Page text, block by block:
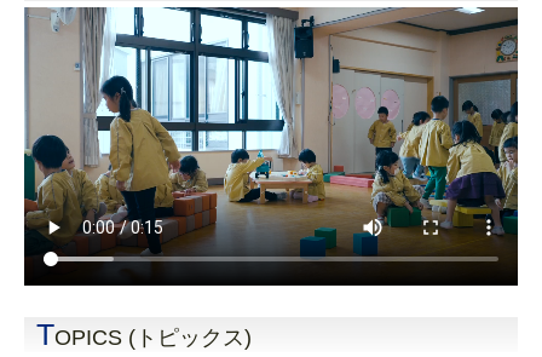
TOPICS (トピックス)